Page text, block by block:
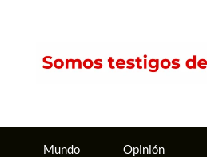
Mundo Opinión